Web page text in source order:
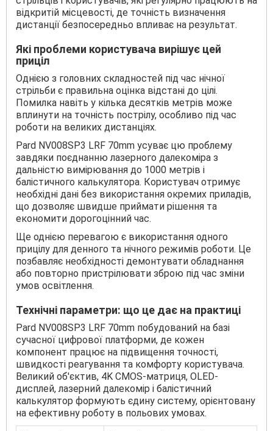
відкритій місцевості, де точність визначення
дистанції безпосередньо впливає на результат.
Які проблеми користувача вирішує цей
приціл
Однією з головних складностей під час нічної
стрільби є правильна оцінка відстані до цілі.
Помилка навіть у кілька десятків метрів може
вплинути на точність пострілу, особливо під час
роботи на великих дистанціях.
Pard NV008SP3 LRF 70mm усуває цю проблему
завдяки поєднанню лазерного далекоміра з
дальністю вимірювання до 1000 метрів і
балістичного калькулятора. Користувач отримує
необхідні дані без використання окремих приладів,
що дозволяє швидше приймати рішення та
економити дорогоцінний час.
Ще однією перевагою є використання одного
прицілу для денного та нічного режимів роботи. Це
позбавляє необхідності демонтувати обладнання
або повторно пристрілювати зброю під час зміни
умов освітлення.
Технічні параметри: що це дає на практиці
Pard NV008SP3 LRF 70mm побудований на базі
сучасної цифрової платформи, де кожен
компонент працює на підвищення точності,
швидкості реагування та комфорту користувача.
Великий об'єктив, 4K CMOS-матриця, OLED-
дисплей, лазерний далекомір і балістичний
калькулятор формують єдину систему, орієнтовану
на ефективну роботу в польових умовах.